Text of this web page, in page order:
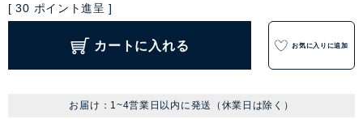
[ 30 ポイント進呈 ]
カートに入れる お気に入りに追加
お届け：1~4営業日以内に発送（休業日は除く）